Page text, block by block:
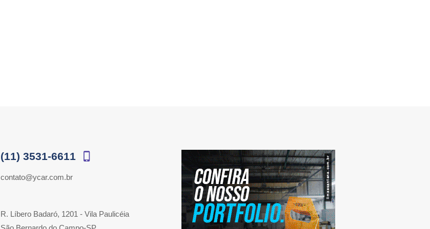
(11) 3531-6611
contato@ycar.com.br
R. Líbero Badaró, 1201 - Vila Paulicéia